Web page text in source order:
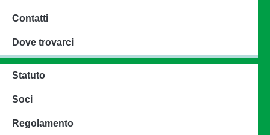
Contatti
Dove trovarci
Statuto
Soci
Regolamento